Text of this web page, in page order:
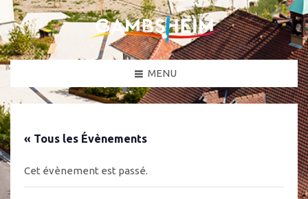
MENU
« Tous les Évènements
Cet évènement est passé.